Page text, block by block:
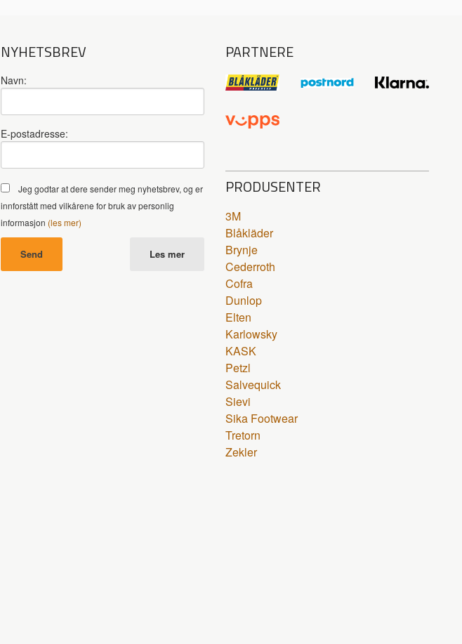
NYHETSBREV
Navn:
E-postadresse:
Jeg godtar at dere sender meg nyhetsbrev, og er
innforstått med vilkårene for bruk av personlig
informasjon (les mer)
Les mer
PARTNERE
PRODUSENTER
3M
Blåkläder
Brynje
Cederroth
Cofra
Dunlop
Elten
Karlowsky
KASK
Petzl
Salvequick
Sievi
Sika Footwear
Tretorn
Zekler